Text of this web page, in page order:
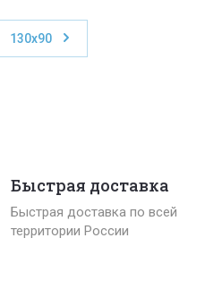
130x90
Быстрая доставка
Быстрая доставка по всей
территории России